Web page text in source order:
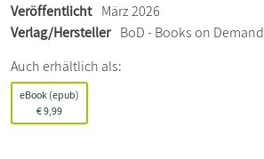
Veröffentlicht März 2026
Verlag/Hersteller BoD - Books on Demand
Auch erhältlich als:
eBook (epub)
€9,99